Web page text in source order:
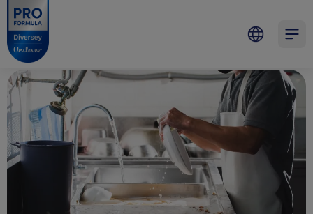
Skip to main content
Skip to navigation
Skip to footer
Pro Formula